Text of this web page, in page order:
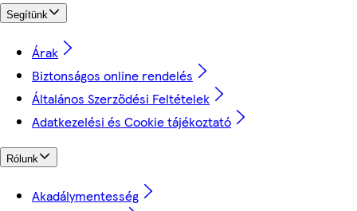
Segítünk
Árak
Biztonságos online rendelés
Általános Szerződési Feltételek
Adatkezelési és Cookie tájékoztató
Rólunk
Akadálymentesség